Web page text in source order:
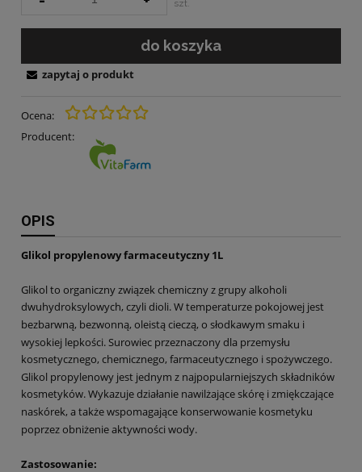
szt.
do koszyka
Ocena:
Producent:
zapytaj o produkt
OPIS
Glikol propylenowy farmaceutyczny 1L
Glikol to organiczny związek chemiczny z grupy alkoholi
dwuhydroksylowych, czyli dioli.W temperaturze pokojowej jest
bezbarwną, bezwonną, oleistą cieczą, o słodkawym smaku i
wysokiej lepkości. Surowiec przeznaczony dla przemysłu
kosmetycznego, chemicznego, farmaceutycznego i spożywczego.
Glikol propylenowy jest jednym z najpopularniejszych składników
kosmetyków. Wykazuje działanie nawilżające skórę i zmiękczające
naskórek, a także wspomagające konserwowanie kosmetyku
poprzez obniżenie aktywności wody.
Zastosowanie: